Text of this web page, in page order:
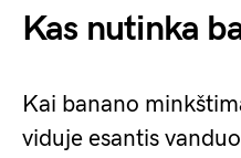
Kas nutinka
Kai banano
viduje esantis